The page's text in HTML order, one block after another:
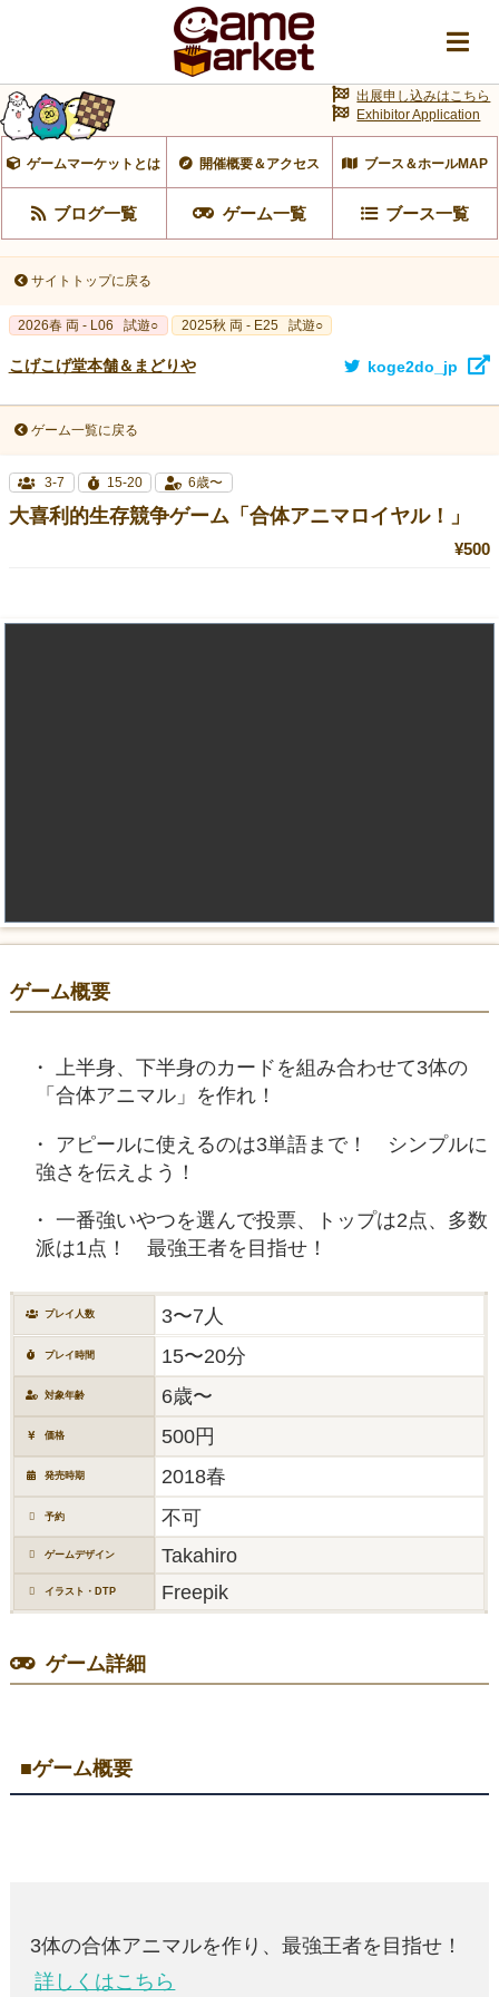
ゲームマーケットとは 開催概要＆アクセス ブース＆ホールMAP
ブログ一覧 ゲーム一覧 ブース一覧
出展申し込みはこちら
Exhibitor Application
サイトトップに戻る
2026春 両 - L06 試遊○ 2025秋 両 - E25 試遊○
こげこげ堂本舗＆まどりや koge2do_jp
ゲーム一覧に戻る
3-7 15-20 6歳〜
大喜利的生存競争ゲーム「合体アニマロイヤル！」
¥500
ゲーム概要
上半身、下半身のカードを組み合わせて3体の
「合体アニマル」を作れ！
アピールに使えるのは3単語まで！ シンプルに
強さを伝えよう！
一番強いやつを選んで投票、トップは2点、多数
派は1点！ 最強王者を目指せ！
プレイ人数 3〜7人
プレイ時間 15〜20分
対象年齢 6歳〜
価格 500円
発売時期 2018春
予約 不可
ゲームデザイン Takahiro
イラスト・DTP Freepik
ゲーム詳細
■ゲーム概要
3体の合体アニマルを作り、最強王者を目指せ！
詳しくはこちら